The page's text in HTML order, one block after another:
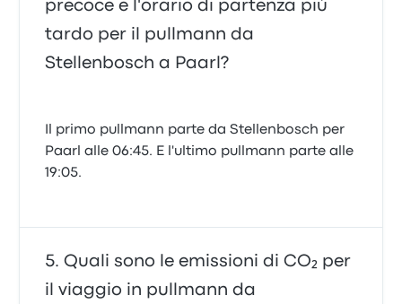
precoce e l'orario di partenza più
tardo per il pullmann da
Stellenbosch a Paarl?
Il primo pullmann parte da Stellenbosch per
Paarl alle 06:45. E l'ultimo pullmann parte alle
19:05.
Quali sono le emissioni di CO₂ per
il viaggio in pullmann da